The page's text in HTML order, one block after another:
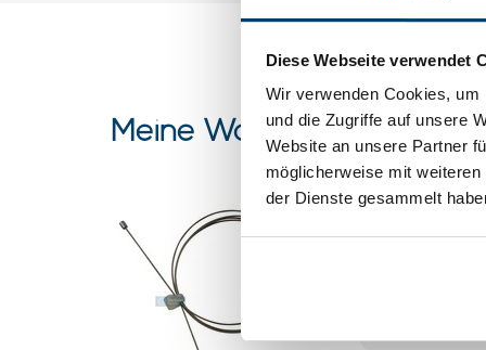
Diese Webseite verwendet
Wir verwenden Cookies,
und die Zugriffe auf unsere
Website an unsere Partner
möglicherweise mit
der Dienste gesammelt
Meine Wahl
1 meter